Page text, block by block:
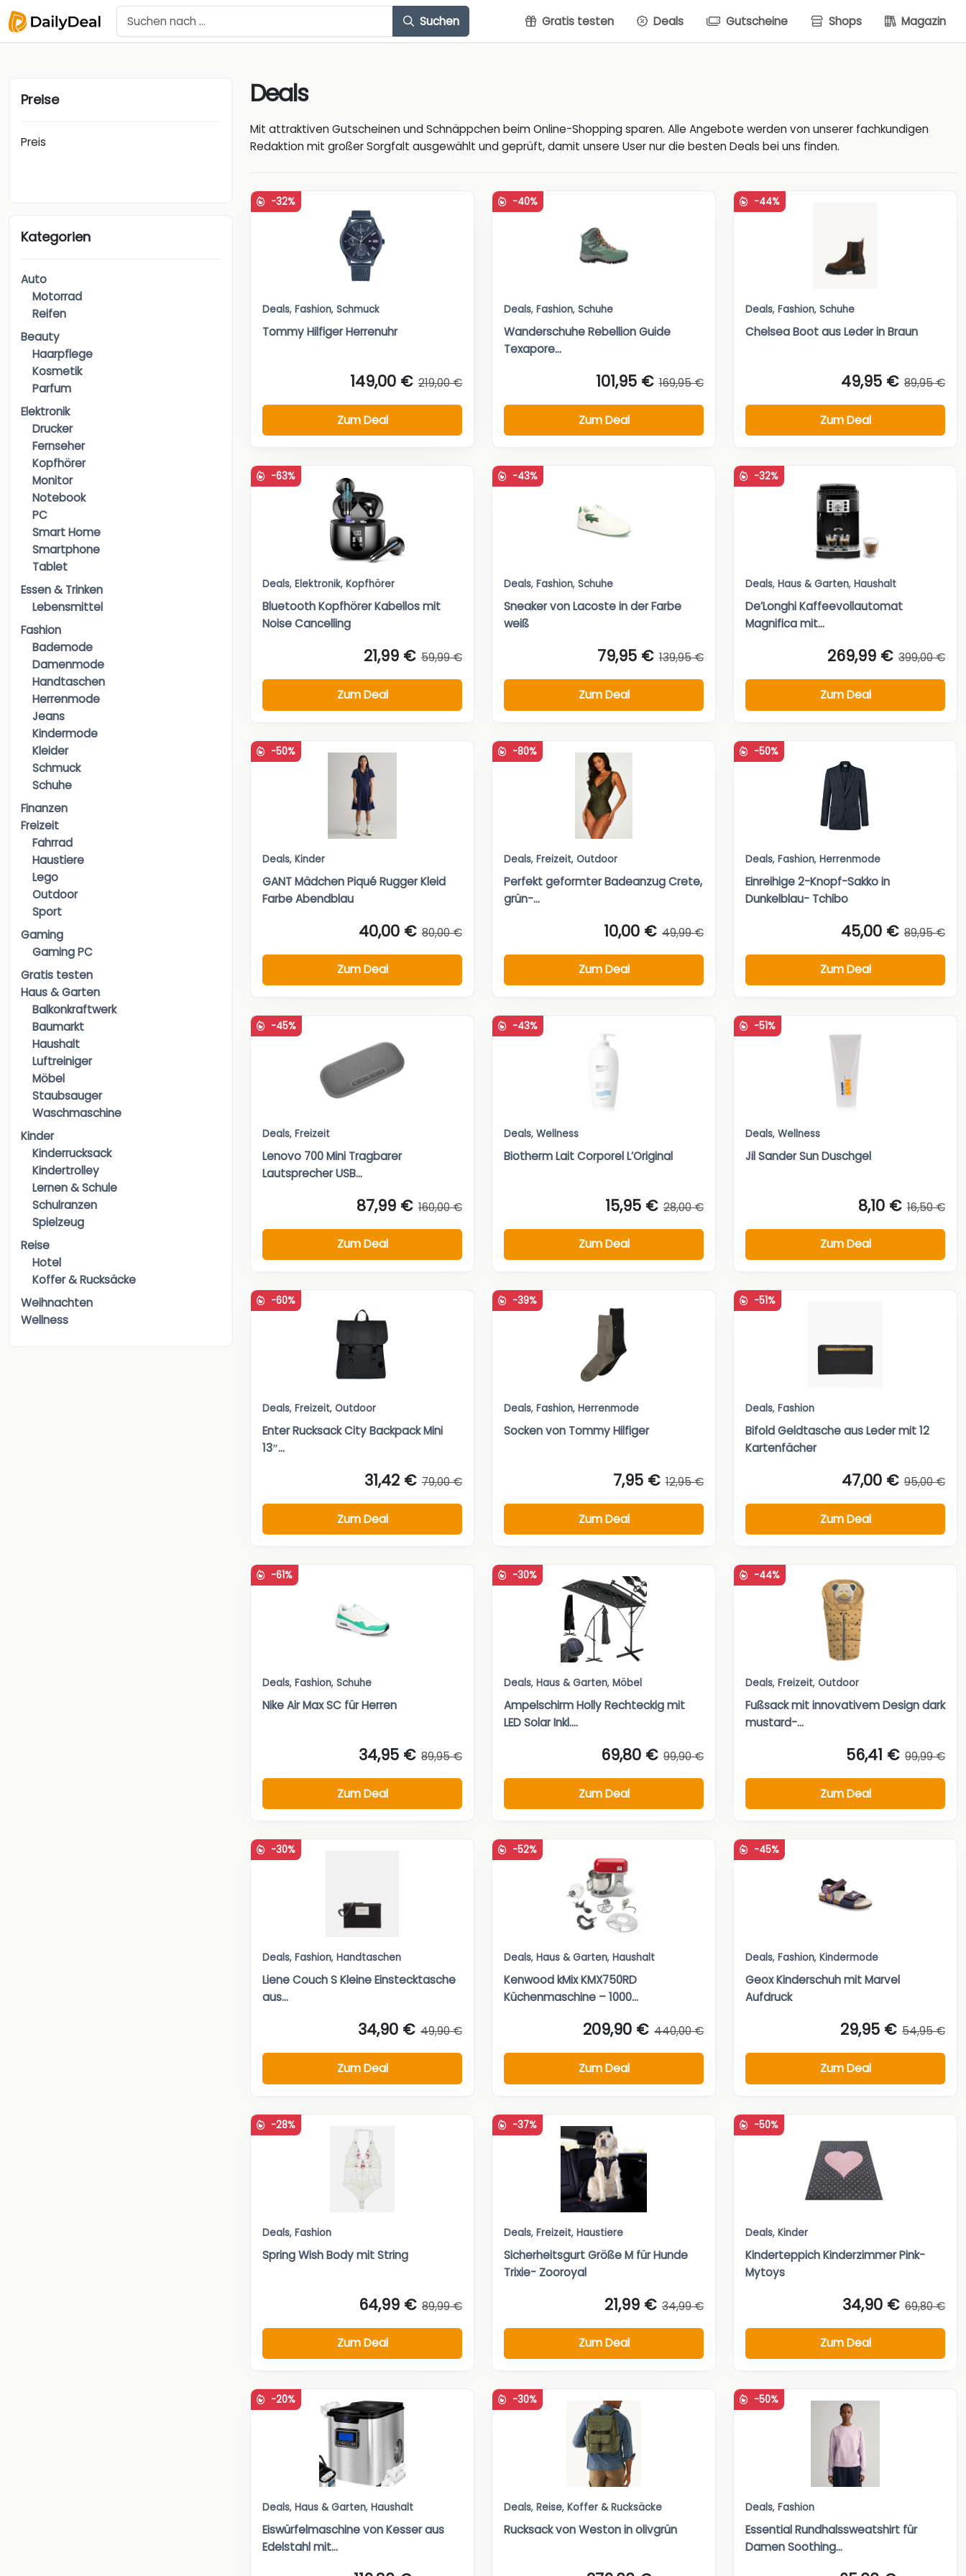
Suchen Gratis testen Deals Gutscheine Shops Magazin
Preise
Preis
Kategorien
Auto
Motorrad
Reifen
Beauty
Haarpflege
Kosmetik
Parfum
Elektronik
Drucker
Fernseher
Kopfhörer
Monitor
Notebook
PC
Smart Home
Smartphone
Tablet
Essen & Trinken
Lebensmittel
Fashion
Bademode
Damenmode
Handtaschen
Herrenmode
Jeans
Kindermode
Kleider
Schmuck
Schuhe
Finanzen
Freizeit
Fahrrad
Haustiere
Lego
Outdoor
Sport
Gaming
Gaming PC
Gratis testen
Haus & Garten
Balkonkraftwerk
Baumarkt
Haushalt
Luftreiniger
Möbel
Staubsauger
Waschmaschine
Kinder
Kinderrucksack
Kindertrolley
Lernen & Schule
Schulranzen
Spielzeug
Reise
Hotel
Koffer & Rucksäcke
Weihnachten
Wellness
Deals
Mit attraktiven Gutscheinen und Schnäppchen beim Online-Shopping sparen. Alle Angebote werden von unserer fachkundigen
Redaktion mit großer Sorgfalt ausgewählt und geprüft, damit unsere User nur die besten Deals bei uns finden.
-32%
Deals, Fashion, Schmuck
Tommy Hilfiger Herrenuhr
149,00 € 219,00 €
Zum Deal
-40%
Deals, Fashion, Schuhe
Wanderschuhe Rebellion Guide
Texapore...
101,95 € 169,95 €
Zum Deal
-44%
Deals, Fashion, Schuhe
Chelsea Boot aus Leder in Braun
49,95 € 89,95 €
Zum Deal
-63%
Deals, Elektronik, Kopfhörer
Bluetooth Kopfhörer Kabellos mit
Noise Cancelling
21,99 € 59,99 €
Zum Deal
-43%
Deals, Fashion, Schuhe
Sneaker von Lacoste in der Farbe
weiß
79,95 € 139,95 €
Zum Deal
-32%
Deals, Haus & Garten, Haushalt
De’Longhi Kaffeevollautomat
Magnifica mit...
269,99 € 399,00 €
Zum Deal
-50%
Deals, Kinder
GANT Mädchen Piqué Rugger Kleid
Farbe Abendblau
40,00 € 80,00 €
Zum Deal
-80%
Deals, Freizeit, Outdoor
Perfekt geformter Badeanzug Crete,
grün-...
10,00 € 49,99 €
Zum Deal
-50%
Deals, Fashion, Herrenmode
Einreihige 2-Knopf-Sakko in
Dunkelblau- Tchibo
45,00 € 89,95 €
Zum Deal
-45%
Deals, Freizeit
Lenovo 700 Mini Tragbarer
Lautsprecher USB...
87,99 € 160,00 €
Zum Deal
-43%
Deals, Wellness
Biotherm Lait Corporel L’Original
15,95 € 28,00 €
Zum Deal
-51%
Deals, Wellness
Jil Sander Sun Duschgel
8,10 € 16,50 €
Zum Deal
-60%
Deals, Freizeit, Outdoor
Enter Rucksack City Backpack Mini
13″...
31,42 € 79,00 €
Zum Deal
-39%
Deals, Fashion, Herrenmode
Socken von Tommy Hilfiger
7,95 € 12,95 €
Zum Deal
-51%
Deals, Fashion
Bifold Geldtasche aus Leder mit 12
Kartenfächer
47,00 € 95,00 €
Zum Deal
-61%
Deals, Fashion, Schuhe
Nike Air Max SC für Herren
34,95 € 89,95 €
Zum Deal
-30%
Deals, Haus & Garten, Möbel
Ampelschirm Holly Rechteckig mit
LED Solar Inkl....
69,80 € 99,90 €
Zum Deal
-44%
Deals, Freizeit, Outdoor
Fußsack mit innovativem Design dark
mustard-...
56,41 € 99,99 €
Zum Deal
-30%
Deals, Fashion, Handtaschen
Liene Couch S Kleine Einstecktasche
aus...
34,90 € 49,90 €
Zum Deal
-52%
Deals, Haus & Garten, Haushalt
Kenwood kMix KMX750RD
Küchenmaschine – 1000...
209,90 € 440,00 €
Zum Deal
-45%
Deals, Fashion, Kindermode
Geox Kinderschuh mit Marvel
Aufdruck
29,95 € 54,95 €
Zum Deal
-28%
Deals, Fashion
Spring Wish Body mit String
64,99 € 89,99 €
Zum Deal
-37%
Deals, Freizeit, Haustiere
Sicherheitsgurt Größe M für Hunde
Trixie- Zooroyal
21,99 € 34,99 €
Zum Deal
-50%
Deals, Kinder
Kinderteppich Kinderzimmer Pink-
Mytoys
34,90 € 69,80 €
Zum Deal
-20%
Deals, Haus & Garten, Haushalt
Eiswürfelmaschine von Kesser aus
Edelstahl mit...
-30%
Deals, Reise, Koffer & Rucksäcke
Rucksack von Weston in olivgrün
-50%
Deals, Fashion
Essential Rundhalssweatshirt für
Damen Soothing...